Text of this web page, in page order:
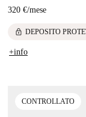
320 €/mese
lock DEPOSITO
+info
CONTROLLATO